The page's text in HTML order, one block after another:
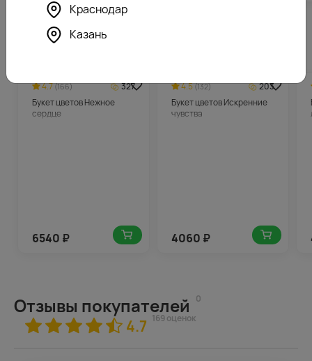
Похожие товары
4.7(166)
327
Букет цветов Нежное
сердце
6540 ₽
4.5(132)
203
Букет цветов Искренние
чувства
4060 ₽
Отзывы покупателей 0
4.7 169 оценок
Краснодар
Казань